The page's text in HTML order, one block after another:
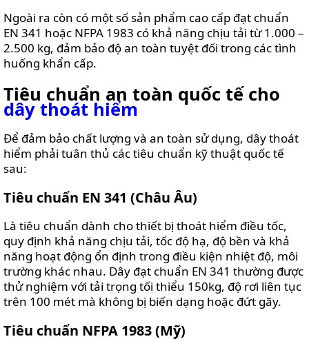
Ngoài ra còn có một số sản phẩm cao cấp đạt chuẩn
EN 341 hoặc NFPA 1983 có khả năng chịu tải từ 1.000 –
2.500 kg, đảm bảo độ an toàn tuyệt đối trong các tình
huống khẩn cấp.
Tiêu chuẩn an toàn quốc tế cho
dây thoát hiểm
Để đảm bảo chất lượng và an toàn sử dụng, dây thoát
hiểm phải tuân thủ các tiêu chuẩn kỹ thuật quốc tế
sau:
Tiêu chuẩn EN 341 (Châu Âu)
Là tiêu chuẩn dành cho thiết bị thoát hiểm điều tốc,
quy định khả năng chịu tải, tốc độ hạ, độ bền và khả
năng hoạt động ổn định trong điều kiện nhiệt độ, môi
trường khác nhau. Dây đạt chuẩn EN 341 thường được
thử nghiệm với tải trọng tối thiểu 150kg, độ rơi liên tục
trên 100 mét mà không bị biến dạng hoặc đứt gãy.
Tiêu chuẩn NFPA 1983 (Mỹ)